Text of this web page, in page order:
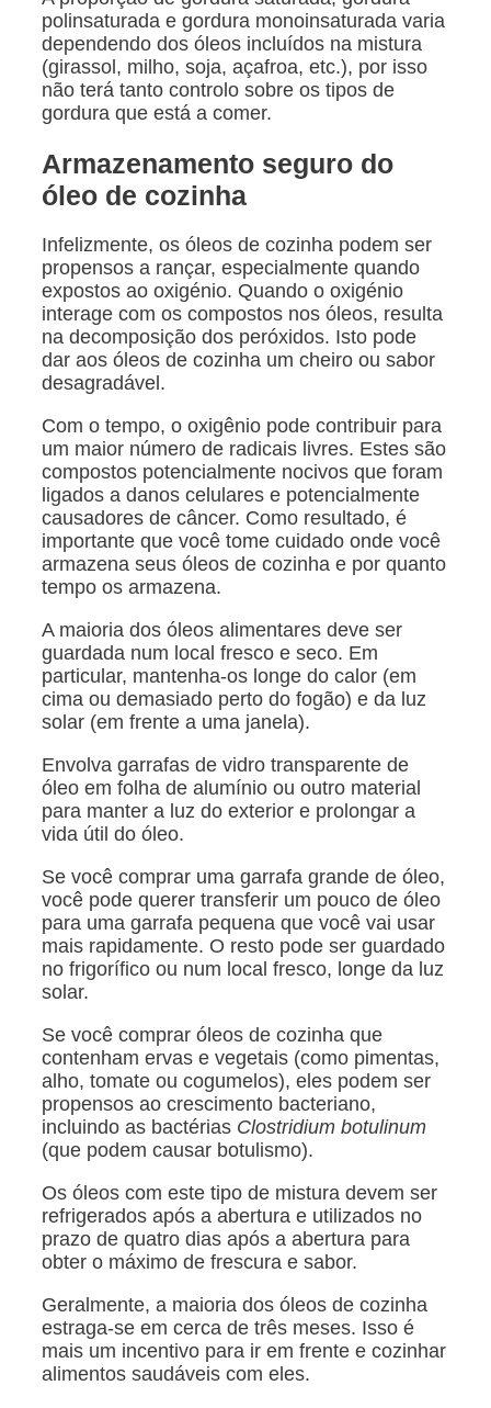
polinsaturada e gordura monoinsaturada varia
dependendo dos óleos incluídos na mistura
(girassol, milho, soja, açafroa, etc.), por isso
não terá tanto controlo sobre os tipos de
gordura que está a comer.
Armazenamento seguro do
óleo de cozinha
Infelizmente, os óleos de cozinha podem ser
propensos a rançar, especialmente quando
expostos ao oxigénio. Quando o oxigénio
interage com os compostos nos óleos, resulta
na decomposição dos peróxidos. Isto pode
dar aos óleos de cozinha um cheiro ou sabor
desagradável.
Com o tempo, o oxigênio pode contribuir para
um maior número de radicais livres. Estes são
compostos potencialmente nocivos que foram
ligados a danos celulares e potencialmente
causadores de câncer. Como resultado, é
importante que você tome cuidado onde você
armazena seus óleos de cozinha e por quanto
tempo os armazena.
A maioria dos óleos alimentares deve ser
guardada num local fresco e seco. Em
particular, mantenha-os longe do calor (em
cima ou demasiado perto do fogão) e da luz
solar (em frente a uma janela).
Envolva garrafas de vidro transparente de
óleo em folha de alumínio ou outro material
para manter a luz do exterior e prolongar a
vida útil do óleo.
Se você comprar uma garrafa grande de óleo,
você pode querer transferir um pouco de óleo
para uma garrafa pequena que você vai usar
mais rapidamente. O resto pode ser guardado
no frigorífico ou num local fresco, longe da luz
solar.
Se você comprar óleos de cozinha que
contenham ervas e vegetais (como pimentas,
alho, tomate ou cogumelos), eles podem ser
propensos ao crescimento bacteriano,
incluindo as bactérias Clostridium botulinum
(que podem causar botulismo).
Os óleos com este tipo de mistura devem ser
refrigerados após a abertura e utilizados no
prazo de quatro dias após a abertura para
obter o máximo de frescura e sabor.
Geralmente, a maioria dos óleos de cozinha
estraga-se em cerca de três meses. Isso é
mais um incentivo para ir em frente e cozinhar
alimentos saudáveis com eles.